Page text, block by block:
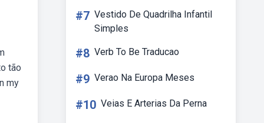
tão
my
#7 Vestido De Quadrilha Infantil
Simples
#8 Verb To Be Traducao
#9 Verao Na Europa Meses
#10 Veias E Arterias Da Perna